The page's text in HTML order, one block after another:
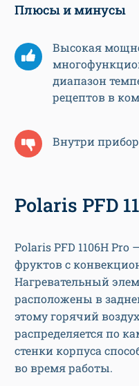
Плюсы и минусы
Высокая
диапазон
рецептов в
Внутри
Polaris PFD
Polaris PFD 1106H
фруктов с
Нагревательный
расположены в
этому горячий
распределяется по
стенки корпуса
во время работы.